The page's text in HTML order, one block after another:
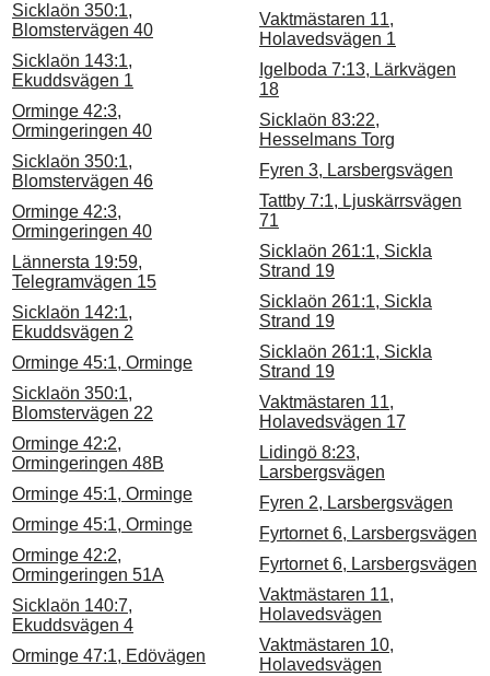
Sicklaön 350:1,
Blomstervägen 40
Sicklaön 143:1,
Ekuddsvägen 1
Orminge 42:3,
Ormingeringen 40
Sicklaön 350:1,
Blomstervägen 46
Orminge 42:3,
Ormingeringen 40
Lännersta 19:59,
Telegramvägen 15
Sicklaön 142:1,
Ekuddsvägen 2
Orminge 45:1, Orminge
Sicklaön 350:1,
Blomstervägen 22
Orminge 42:2,
Ormingeringen 48B
Orminge 45:1, Orminge
Orminge 45:1, Orminge
Orminge 42:2,
Ormingeringen 51A
Sicklaön 140:7,
Ekuddsvägen 4
Orminge 47:1, Edövägen
Vaktmästaren 11,
Holavedsvägen 1
Igelboda 7:13, Lärkvägen
18
Sicklaön 83:22,
Hesselmans Torg
Fyren 3, Larsbergsvägen
Tattby 7:1, Ljuskärrsvägen
71
Sicklaön 261:1, Sickla
Strand 19
Sicklaön 261:1, Sickla
Strand 19
Sicklaön 261:1, Sickla
Strand 19
Vaktmästaren 11,
Holavedsvägen 17
Lidingö 8:23,
Larsbergsvägen
Fyren 2, Larsbergsvägen
Fyrtornet 6, Larsbergsvägen
Fyrtornet 6, Larsbergsvägen
Vaktmästaren 11,
Holavedsvägen
Vaktmästaren 10,
Holavedsvägen